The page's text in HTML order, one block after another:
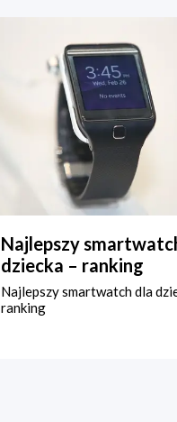
Najlepszy
dziecka – ranking
Najlepszy smartwatch dla
ranking